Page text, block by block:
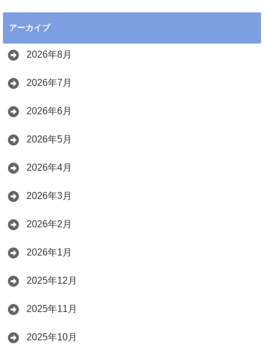
アーカイブ
2026年8月
2026年7月
2026年6月
2026年5月
2026年4月
2026年3月
2026年2月
2026年1月
2025年12月
2025年11月
2025年10月